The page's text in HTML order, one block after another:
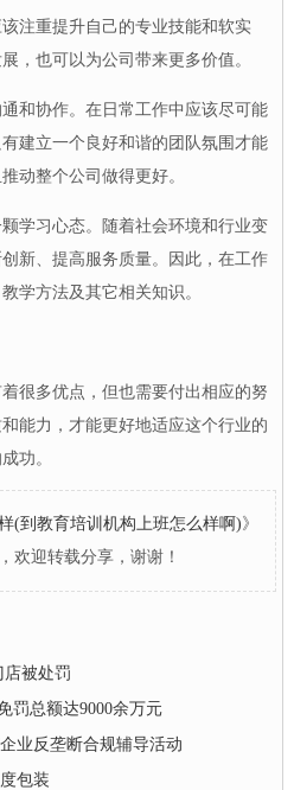
注重提升自己的专业技能和软实
，也可以为公司带来更多价值。
和协作。在日常工作中应该尽可能
建立一个良好和谐的团队氛围才能
动整个公司做得更好。
学习心态。随着社会环境和行业变
新、提高服务质量。因此，在工作
学方法及其它相关知识。
很多优点，但也需要付出相应的努
能力，才能更好地适应这个行业的
功。
(到教育培训机构上班怎么样啊)》
欢迎转载分享，谢谢！
被处罚
罚总额达9000余万元
业反垄断合规辅导活动
包装